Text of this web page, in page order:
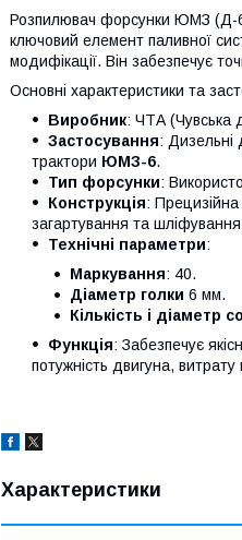
Розпилювач форсунки ЮМЗ (Д-
ключовий елемент паливної
модифікації. Він забезпечує
Основні характеристики та
Виробник: ЧТА (Чувська
Застосування: Дизельні
трактори ЮМЗ-6.
Тип форсунки:
Конструкція: Прецизійна
загартування та
Технічні параметри:
Маркування: 40.
Діаметр голки 6 мм.
Кількість і діаметр
Функція: Забезпечує
потужність двигуна, витрату
Характеристики